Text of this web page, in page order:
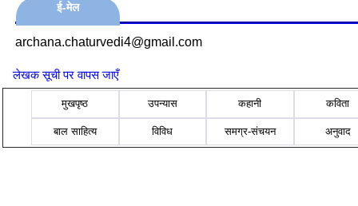
ई-मेल
archana.chaturvedi4@gmail.com
लेखक सूची पर वापस जाएँ
मुखपृष्ठ उपन्यास कहानी कविता
बाल साहित्य विविध समग्र-संचयन अनुवाद